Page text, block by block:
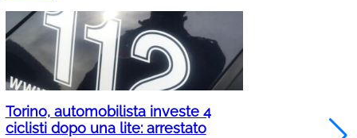
Torino, automobilista investe 4
ciclisti dopo una lite: arrestato